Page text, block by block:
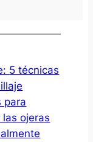
5 técnicas
para
ojeras